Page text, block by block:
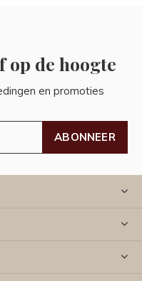
de hoogte
en promoties
ABONNEER